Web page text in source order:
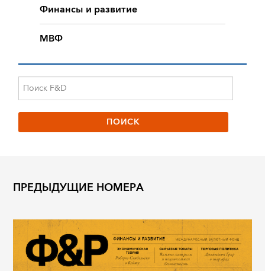
Финансы и развитие
МВФ
ПРЕДЫДУЩИЕ НОМЕРА